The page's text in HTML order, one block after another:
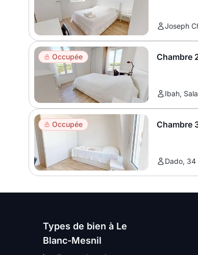
Joseph
Occupée Chambre
Ibah,
Occupée Chambre
Dado, 34
Types de bien à Le
Blanc-Mesnil